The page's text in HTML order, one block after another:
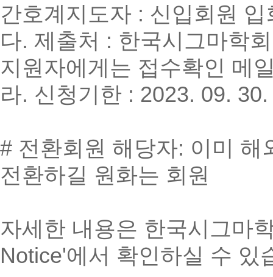
간호계지도자 : 신입회원
다. 제출처 : 한국시그마학
지원자에게는 접수확인 메
라. 신청기한 : 2023. 09.
# 전환회원 해당자: 이미 해
전환하길 원화는 회원
자세한 내용은 한국시그마
Notice'에서 확인하실 수 있